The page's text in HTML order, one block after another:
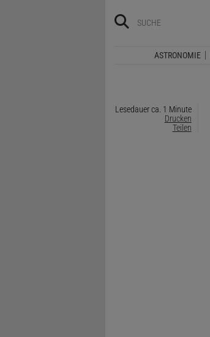
ASTRONOMIE
Lesedauer ca. 1 Minute
Drucken
Teilen